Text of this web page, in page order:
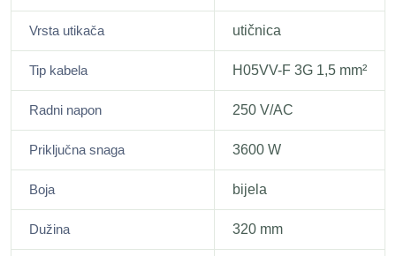
Vrsta utikača utičnica
Tip kabela H05VV-F 3G 1,5 mm²
Radni napon 250 V/AC
Priključna snaga 3600 W
Boja bijela
Dužina 320 mm